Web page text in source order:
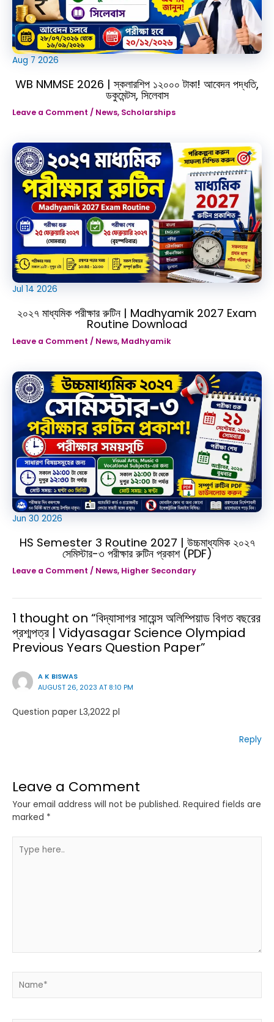
Aug 7 2026
WB NMMSE 2026 | স্কলারশিপ ১২০০০ টাকা! আবেদন পদ্ধতি,
ডকুমেন্টস, সিলেবাস
Leave a Comment / News, Scholarships
Jul 14 2026
২০২৭ মাধ্যমিক পরীক্ষার রুটিন | Madhyamik 2027 Exam
Routine Download
Leave a Comment / News, Madhyamik
Jun 30 2026
HS Semester 3 Routine 2027 | উচ্চমাধ্যমিক ২০২৭
সেমিস্টার-৩ পরীক্ষার রুটিন প্রকাশ (PDF)
Leave a Comment / News, Higher Secondary
1 thought on “বিদ্যাসাগর সায়েন্স অলিম্পিয়াড বিগত বছরের
প্রশ্মপত্র | Vidyasagar Science Olympiad
Previous Years Question Paper”
A K BISWAS
AUGUST 26, 2023 AT 8:10 PM
Question paper L3,2022 pl
Reply
Leave a Comment
Your email address will not be published. Required fields are
marked *
here..